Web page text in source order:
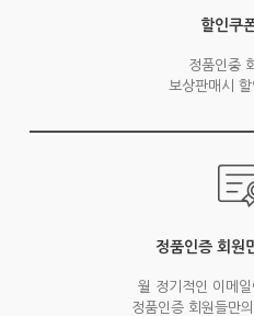
할인쿠
정품인중
보상판매시
정품인증 회원
월 정기적인 이메
정품인증 회원들만